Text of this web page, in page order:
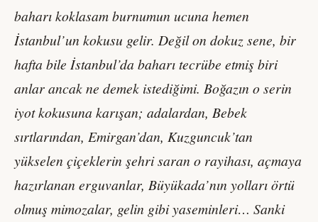
baharı koklasam burnumun ucuna hemen
İstanbul’un kokusu gelir. Değil on dokuz sene, bir
hafta bile İstanbul’da baharı tecrübe etmiş biri
anlar ancak ne demek istediğimi. Boğazın o serin
iyot kokusuna karışan; adalardan, Bebek
sırtlarından, Emirgan’dan, Kuzguncuk’tan
yükselen çiçeklerin şehri saran o rayihası, açmaya
hazırlanan erguvanlar, Büyükada’nın yolları örtü
olmuş mimozalar, gelin gibi yaseminleri… Sanki